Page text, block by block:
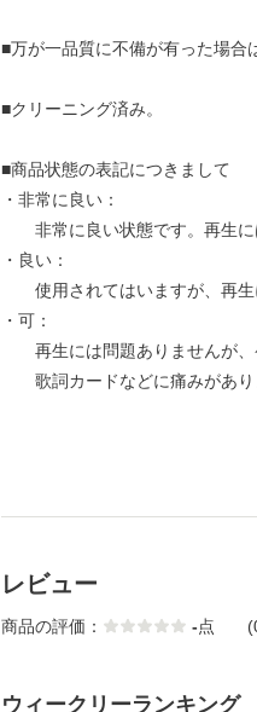
■万が一品質に不備が有った場合
■クリーニング済み。
■商品状態の表記につきまして
・非常に良い：
非常に良い状態です。再生に
・良い：
使用されてはいますが、再生
・可：
再生には問題ありませんが、
歌詞カードなどに痛みがあり
レビュー
商品の評価： -点
ウィークリーランキング